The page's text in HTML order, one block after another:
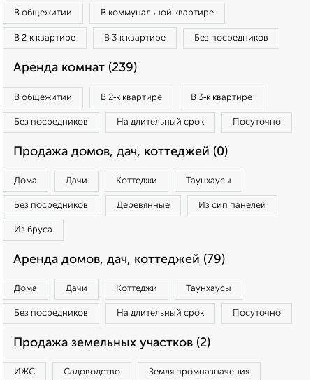
В общежитии В коммунальной квартире
В 2‑к квартире В 3‑к квартире Без посредников
Аренда комнат (239)
В общежитии В 2‑к квартире В 3‑к квартире
Без посредников На длительный срок Посуточно
Продажа домов, дач, коттеджей (0)
Дома Дачи Коттеджи Таунхаусы
Без посредников Деревянные Из сип панелей
Из бруса
Аренда домов, дач, коттеджей (79)
Дома Дачи Коттеджи Таунхаусы
Без посредников На длительный срок Посуточно
Продажа земельных участков (2)
ИЖС Садоводство Земля промназначения